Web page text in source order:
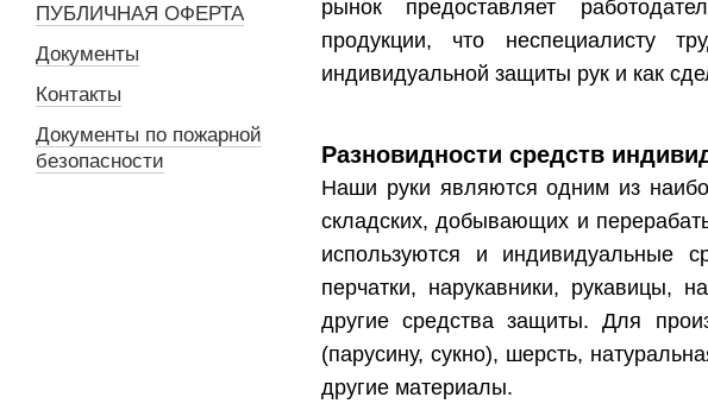
рынок предоставляет
продукции, что неспециалисту
индивидуальной защиты рук и как
Разновидности средств
Наши руки являются одним из
складских, добывающих и
используются и индивидуальные
перчатки, нарукавники, рукавицы,
другие средства защиты. Для
(парусину, сукно), шерсть,
другие материалы.
ПУБЛИЧНАЯ ОФЕРТА
Документы
Контакты
Документы по пожарной
безопасности